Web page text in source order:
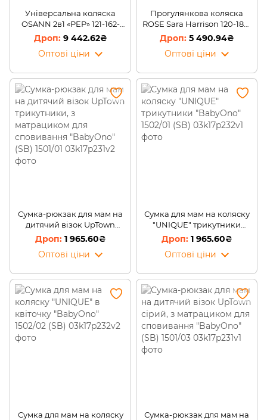
Універсальна коляска
OSANN 2в1 «PEP» 121-162-
248, 0-15 кг, Brown Melange
9 442.62₴
Оптові ціни
Прогулянкова коляска
ROSE Sara Harrison 120-189-
900, серія OSANN, Серце,
5 490.94₴
Оптові ціни
Сумка-рюкзак для мам на
дитячий візок UpTown
трикутники, з матрациком
для сповивання "BabyOno"
(SB) 1501/01
1 965.60₴
Оптові ціни
Сумка для мам на коляску
"UNIQUE" трикутники
"BabyOno" 1502/01 (SB)
1 965.60₴
Оптові ціни
Сумка для мам на коляску
Сумка-рюкзак для мам на